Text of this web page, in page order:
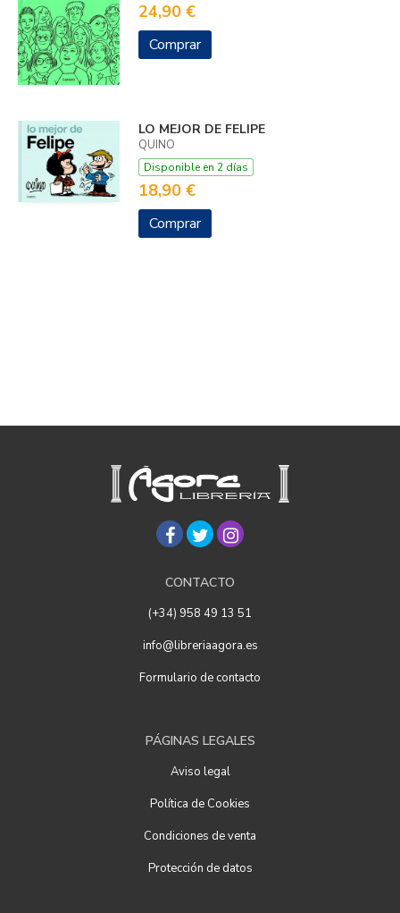
24,90 €
Comprar
LO MEJOR DE FELIPE
QUINO
Disponible en 2 días
18,90 €
Comprar
CONTACTO
(+34) 958 49 13 51
info@libreriaagora.es
Formulario de contacto
PÁGINAS LEGALES
Aviso legal
Política de Cookies
Condiciones de venta
Protección de datos